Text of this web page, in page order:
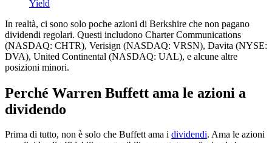
Yield
In realtà, ci sono solo poche azioni di Berkshire che non pagano
dividendi regolari. Questi includono Charter Communications
(NASDAQ: CHTR), Verisign (NASDAQ: VRSN), Davita (NYSE:
DVA), United Continental (NASDAQ: UAL), e alcune altre
posizioni minori.
Perché Warren Buffett ama le azioni a
dividendo
Prima di tutto, non è solo che Buffett ama i dividendi. Ama le azioni